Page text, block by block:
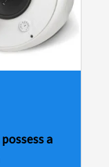
a